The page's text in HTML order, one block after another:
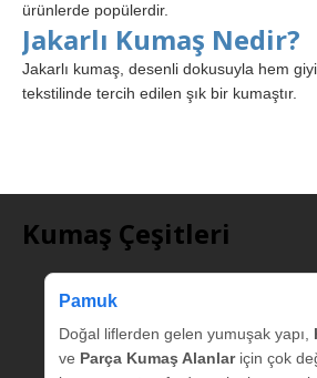
ürünlerde popülerdir.
Jakarlı Kumaş Nedir?
Jakarlı kumaş, desenli dokusuyla hem
tekstilinde tercih edilen şık bir kumaştır.
Kumaş Çeşitleri
Pamuk
Doğal liflerden gelen yumuşak yapı,
ve Parça Kumaş Alanlariçin çok